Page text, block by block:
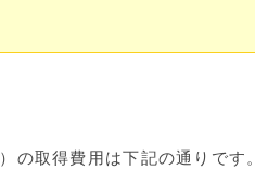
取得費用は下記の通りです。